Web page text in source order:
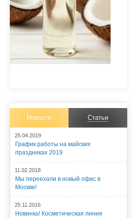
Новости Статьи
25.04.2019
График работы на майских
праздниках 2019
11.02.2018
Мы переехали в новый офис в
Москве!
25.11.2016
Новинка! Косметическая линия